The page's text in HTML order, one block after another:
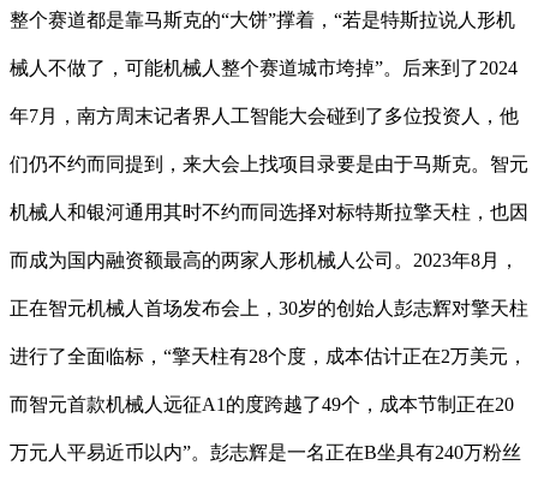
整个赛道都是靠马斯克的“大饼”撑着，“若是特斯拉说人形机
械人不做了，可能机械人整个赛道城市垮掉”。后来到了2024
年7月，南方周末记者界人工智能大会碰到了多位投资人，他
们仍不约而同提到，来大会上找项目录要是由于马斯克。智元
机械人和银河通用其时不约而同选择对标特斯拉擎天柱，也因
而成为国内融资额最高的两家人形机械人公司。2023年8月，
正在智元机械人首场发布会上，30岁的创始人彭志辉对擎天柱
进行了全面临标，“擎天柱有28个度，成本估计正在2万美元，
而智元首款机械人远征A1的度跨越了49个，成本节制正在20
万元人平易近币以内”。彭志辉是一名正在B坐具有240万粉丝